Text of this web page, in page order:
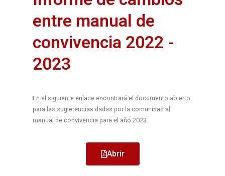
entre manual de
convivencia 2022 -
2023
En el siguiente enlace encontrará el documento abierto
para las sugierencias dadas por la comunidad al
manual de convivencia para el año 2023
Abrir